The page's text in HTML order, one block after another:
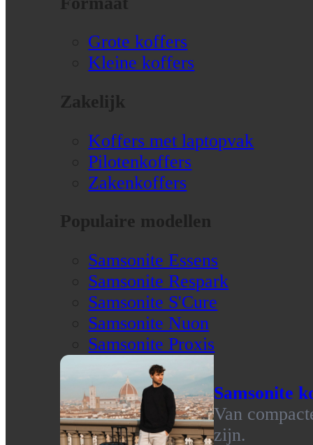
Grote koffers
Kleine koffers
Zakelijk
Koffers met laptopvak
Pilotenkoffers
Zakenkoffers
Populaire modellen
Samsonite Essens
Samsonite Respark
Samsonite S'Cure
Samsonite Nuon
Samsonite Proxis
Samsonite
Van
zijn.